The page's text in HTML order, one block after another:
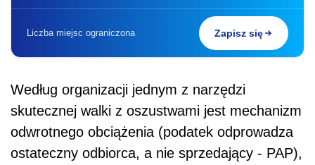
Liczba miejsc ograniczona Zapisz się
Według organizacji jednym z narzędzi
skutecznej walki z oszustwami jest mechanizm
odwrotnego obciążenia (podatek odprowadza
ostateczny odbiorca, a nie sprzedający - PAP),